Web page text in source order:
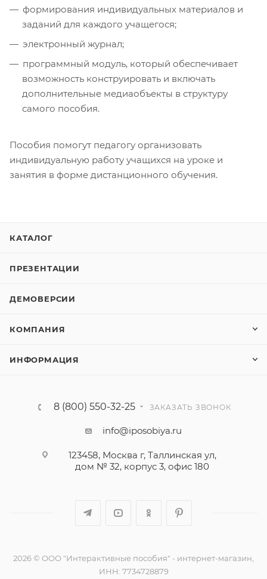
формирования индивидуальных материалов и
заданий для каждого учащегося;
электронный журнал;
программный модуль, который обеспечивает
возможность конструировать и включать
дополнительные медиаобъекты в структуру
самого пособия.
Пособия помогут педагогу организовать
индивидуальную работу учащихся на уроке и
занятия в форме дистанционного обучения.
КАТАЛОГ
ПРЕЗЕНТАЦИИ
ДЕМОВЕРСИИ
КОМПАНИЯ
ИНФОРМАЦИЯ
8 (800) 550-32-25 ЗАКАЗАТЬ ЗВОНОК
info@iposobiya.ru
123458, Москва г, Таллинская ул,
дом № 32, корпус 3, офис 180
2026 © ООО "Интерактивные пособия" - интернет-магазин,
ИНН: 7734728879